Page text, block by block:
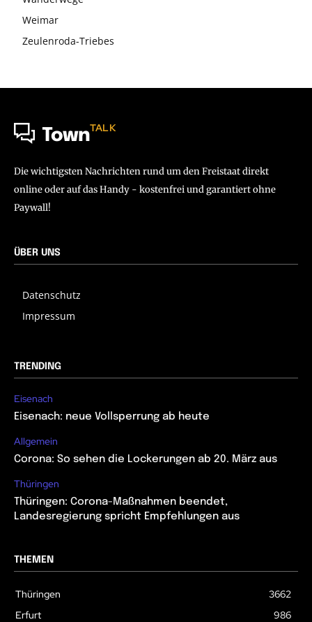
Weimar
Zeulenroda-Triebes
TownTALK
Die wichtigsten Nachrichten rund um den Freistaat direkt
online oder auf das Handy - kostenfrei und garantiert ohne
Paywall!
ÜBER UNS
Datenschutz
Impressum
TRENDING
Eisenach
Eisenach: neue Vollsperrung ab heute
Allgemein
Corona: So sehen die Lockerungen ab 20. März aus
Thüringen
Thüringen: Corona-Maßnahmen beendet,
Landesregierung spricht Empfehlungen aus
THEMEN
Thüringen
3662
Erfurt
986